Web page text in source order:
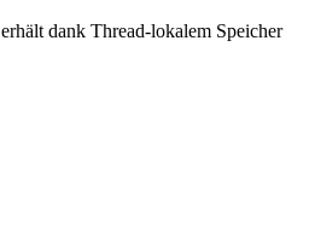
dank Thread-lokalem Speicher